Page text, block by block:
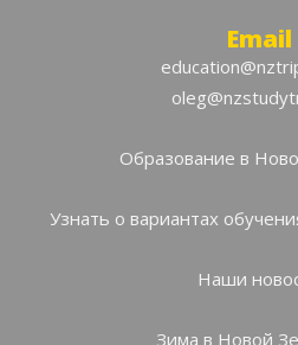
Email
Образование в
Узнать о вариантах
Наши
Зима в Новой